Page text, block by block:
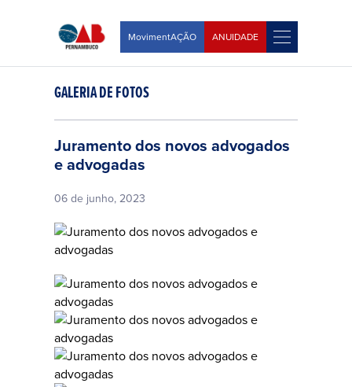
MovimentAÇÃO ANUIDADE
GALERIA DE FOTOS
Juramento dos novos advogados
e advogadas
06 de junho, 2023